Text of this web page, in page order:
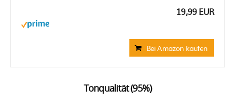
19,99 EUR
Bei Amazon kaufen
Tonqualität (95%)